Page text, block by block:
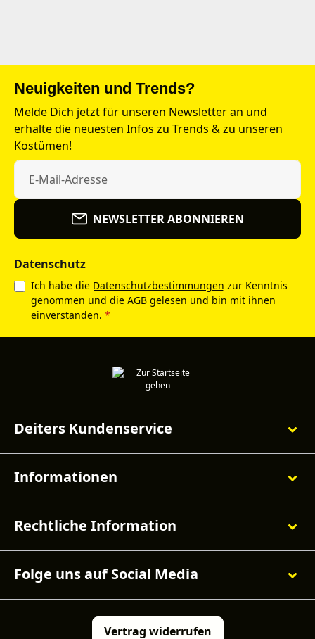
Neuigkeiten und Trends?
Melde Dich jetzt für unseren Newsletter an und
erhalte die neuesten Infos zu Trends & zu unseren
Kostümen!
NEWSLETTER ABONNIEREN
Datenschutz
Ich habe die Datenschutzbestimmungen zur Kenntnis
genommen und die AGB gelesen und bin mit ihnen
einverstanden. *
Deiters Kundenservice
Informationen
Rechtliche Information
Folge uns auf Social Media
Vertrag widerrufen